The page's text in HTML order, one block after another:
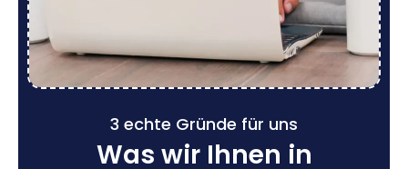
3 echte Gründe für uns
Was wir Ihnen in